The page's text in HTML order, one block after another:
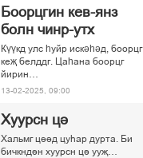
Боорцгин кев-янз
болн чинр-утх
Күүкд улс һуйр искәһәд, боорцг
кеҗ белддг. Цаһана боорцг
йирин…
13-02-2025, 09:00
Хуурсн ці
Хальмг ціід цуєар дурта. Би
бичкндін хуурсн ці ууљ…